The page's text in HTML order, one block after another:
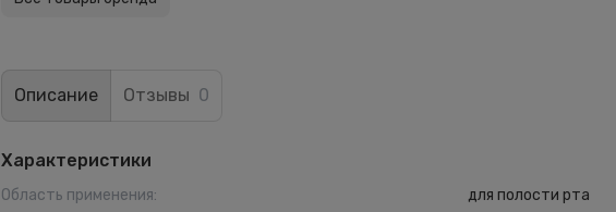
Описание Отзывы 0
Характеристики
Область применения:
для полости рта